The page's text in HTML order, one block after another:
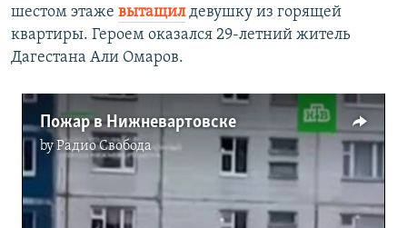
шестом этаже вытащилдевушку из горящей
квартиры. Героем оказался 29-летний житель
Дагестана Али Омаров.
Пожар в Нижневартовске
byРадио Свобода